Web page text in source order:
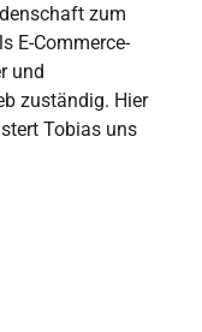
zum
E-Commerce-
und
zuständig. Hier
Tobias uns